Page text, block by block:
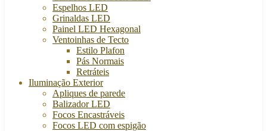
Espelhos LED
Grinaldas LED
Painel LED Hexagonal
Ventoinhas de Tecto
Estilo Plafon
Pás Normais
Retráteis
Iluminação Exterior
Apliques de parede
Balizador LED
Focos Encastráveis
Focos LED com espigão